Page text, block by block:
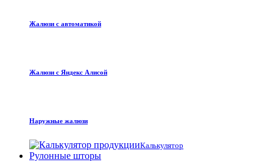
Жалюзи с автоматикой
Жалюзи с Яндекс Алисой
Наружные жалюзи
Калькулятор
Рулонные шторы